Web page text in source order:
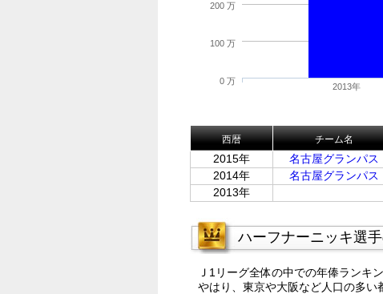
2013年
0 万
100 万
200 万
西暦 チーム名
2015年 名古屋グランパス
2014年
名古屋グランパス
2013年
ハーフナーニッキ選
Ｊ1リーグ全体の中での年俸ランキ
やはり、東京や大阪など人口の多い